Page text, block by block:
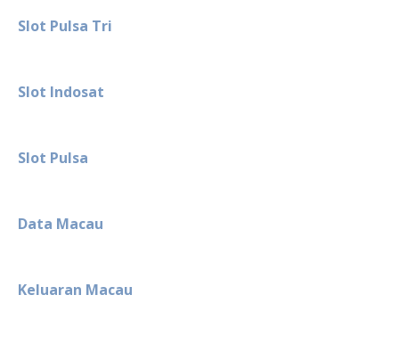
Slot Pulsa Tri
Slot Indosat
Slot Pulsa
Data Macau
Keluaran Macau